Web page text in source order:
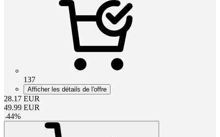
137
Afficher les détails de l'offre
28.17 EUR
49.99 EUR
-44%